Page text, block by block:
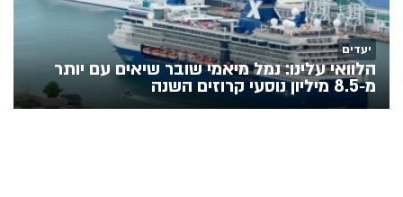
יעדים
הלוואי עלינו: נמל מיאמי שובר שיאים עם יותר
מ‑8.5 מיליון נוסעי קרוזים השנה